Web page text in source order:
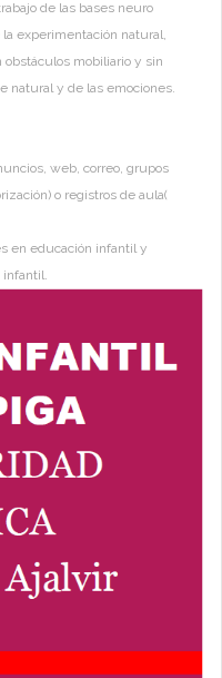
de las bases neuro
experimentación natural,
obstáculos mobiliario y sin
natural y de las emociones.
web, correo, grupos
o registros de aula(
en educación infantil y
infantil.